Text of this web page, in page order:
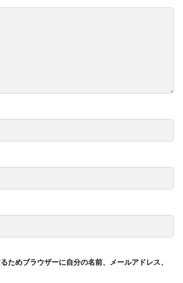
ためブラウザーに自分の名前、メールアドレス、